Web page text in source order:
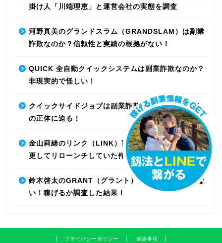
掛け人「川端理恵」と運営会社の実態を調査
河野真美のグランドスラム（GRANDSLAM）は副業
詐欺なのか？信頼性と実績の根拠がない！
QUICK 全自動クイックシステムは副業詐欺なのか？
非現実的で怪しい！
クイックサイドジョブは副業詐欺なのか？最先端AI
の正体に迫る！
金山莉緒のリンク（LINK）副業詐欺！運営会社を変
更してリローンチしていた件！【再編集】
鈴木啓太のGRANT（グラント）は副業詐欺で稼げな
い！稼げるか調査した結果！
プライバシーポリシー 免責事項